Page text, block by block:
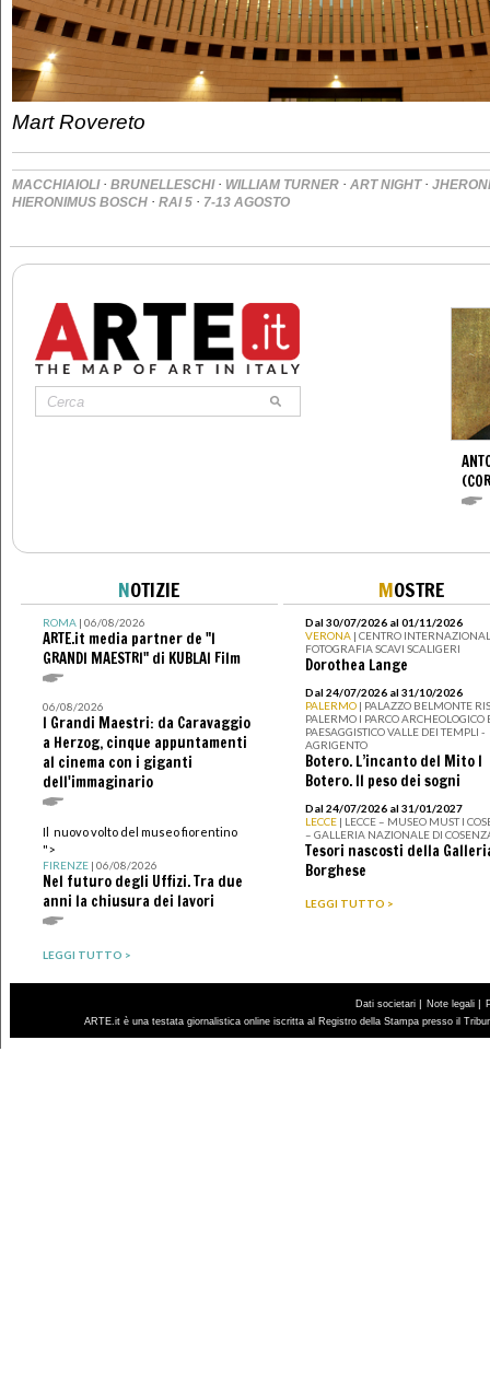
Mart Rovereto
MACCHIAIOLI· BRUNELLESCHI· WILLIAM TURNER · ART NIGHT·
HIERONIMUS BOSCH · RAI 5 · 7-13 AGOSTO
NOTIZIE
ROMA| 06/08/2026
ARTE.it media partner de "I
GRANDI MAESTRI" di KUBLAI Film
06/08/2026
I Grandi Maestri: da Caravaggio
a Herzog, cinque appuntamenti
al cinema con i giganti
dell'immaginario
Il nuovo volto del museo fiorentino
">
FIRENZE| 06/08/2026
Nel futuro degli Uffizi. Tra due
anni la chiusura dei lavori
LEGGI TUTTO >
MOSTRE
Dal 30/07/2026 al 01/11/2026
VERONA | CENTRO
FOTOGRAFIA SCAVI SCALIGERI
Dorothea Lange
Dal 24/07/2026 al 31/10/2026
PALERMO | PALAZZO BELMONTE
PALERMO I PARCO ARCHEOLOGICO
PAESAGGISTICO VALLE DEI TEMPLI -
AGRIGENTO
Botero. L’incanto del Mito I
Botero. Il peso dei sogni
Dal 24/07/2026 al 31/01/2027
LECCE | LECCE – MUSEO MUST I
– GALLERIA NAZIONALE DI
Tesori nascosti della
Borghese
LEGGI TUTTO >
Dati societari | Note legali |
ARTE.it è una testata giornalistica online iscritta al Registro della Stampa presso il